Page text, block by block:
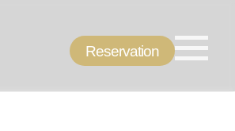
Reservation